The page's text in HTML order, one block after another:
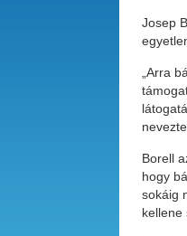
Josep
„Arra
Borell
hogy
sokáig
kellene